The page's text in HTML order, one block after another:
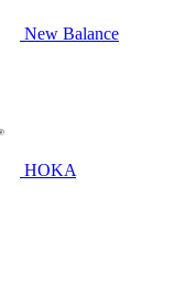
New Balance
HOKA